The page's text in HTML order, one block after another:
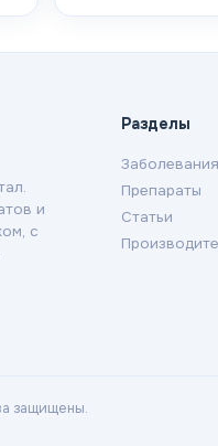
и
с
Разделы
Заболевания
Препараты
Статьи
защищены.